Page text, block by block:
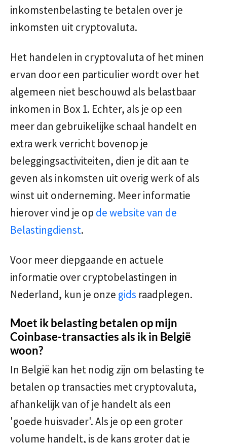
inkomstenbelasting te betalen over je
inkomsten uit cryptovaluta.
Het handelen in cryptovaluta of het minen
ervan door een particulier wordt over het
algemeen niet beschouwd als belastbaar
inkomen in Box 1. Echter, als je op een
meer dan gebruikelijke schaal handelt en
extra werk verricht bovenop je
beleggingsactiviteiten, dien je dit aan te
geven als inkomsten uit overig werk of als
winst uit onderneming. Meer informatie
hierover vind je op de website van de
Belastingdienst.
Voor meer diepgaande en actuele
informatie over cryptobelastingen in
Nederland, kun je onze gids raadplegen.
Moet ik belasting betalen op mijn
Coinbase-transacties als ik in België
woon?
In België kan het nodig zijn om belasting te
betalen op transacties met cryptovaluta,
afhankelijk van of je handelt als een
'goede huisvader'. Als je op een groter
volume handelt, is de kans groter dat je